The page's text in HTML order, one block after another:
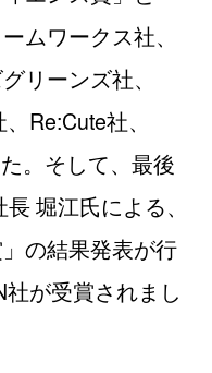
ムワークス社、
リーンズ社、
Re:Cute社、
。そして、最後
堀江氏による、
の結果発表が行
が受賞されまし